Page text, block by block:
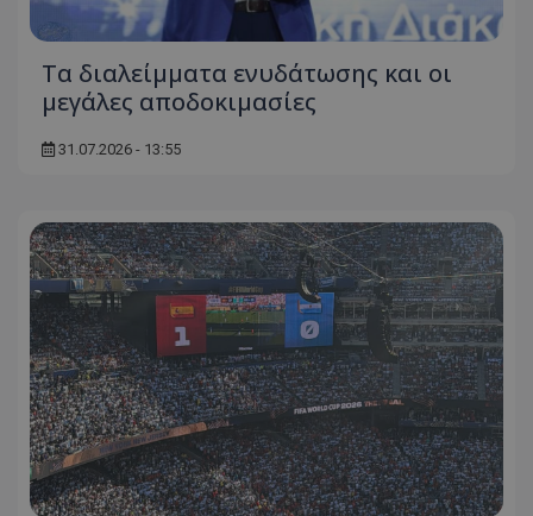
Τα διαλείμματα ενυδάτωσης και οι
μεγάλες αποδοκιμασίες
31.07.2026 - 13:55